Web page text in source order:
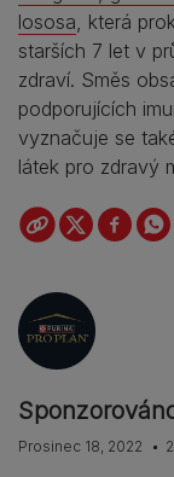
lososa , která
starších 7 let v
zdraví. Směs
podporujících
vyznačuje se
látek pro zdravý
Prosinec 18, 2022